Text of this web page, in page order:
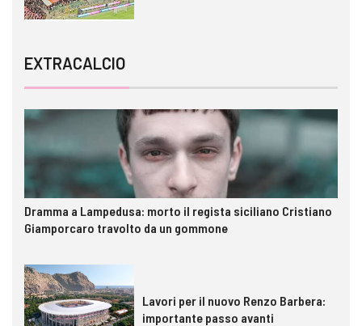
EXTRACALCIO
Dramma a Lampedusa: morto il regista siciliano Cristiano
Giamporcaro travolto da un gommone
Lavori per il nuovo Renzo Barbera:
importante passo avanti